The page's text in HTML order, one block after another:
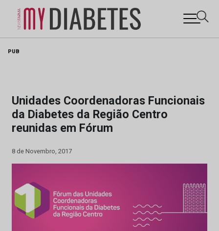
PUB
Unidades Coordenadoras Funcionais
da Diabetes da Região Centro
reunidas em Fórum
8 de Novembro, 2017